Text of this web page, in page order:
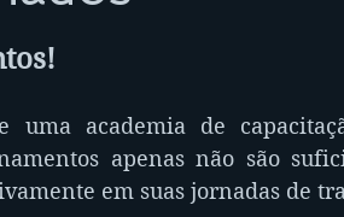
academia de
apenas não são
em suas jornadas de